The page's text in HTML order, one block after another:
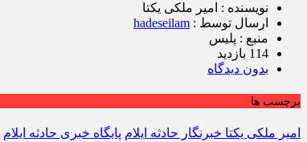
نویسنده : امیر ملکی یکتا
ارسال توسط : hadeseilam
منبع : پلیس
114 بازدید
بدون دیدگاه
برچسب ها
امیر ملکی یکتا خبرنگار حادثه ایلام پایگاه خبری حادثه ایلام